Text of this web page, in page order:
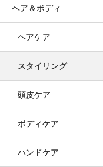
ヘア＆ボディ
ヘアケア
スタイリング
頭皮ケア
ボディケア
ハンドケア